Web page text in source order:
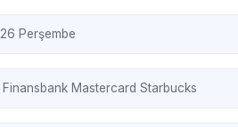
Perşembe
Finansbank Mastercard Starbucks